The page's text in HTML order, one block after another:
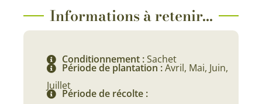
Informations à retenir...
Conditionnement :Sachet
Période de plantation :Avril, Mai, Juin,
Juillet
Période de récolte :